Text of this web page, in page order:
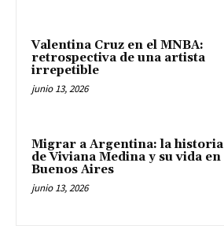
Valentina Cruz en el MNBA:
retrospectiva de una artista
irrepetible
junio 13, 2026
Migrar a Argentina: la historia
de Viviana Medina y su vida en
Buenos Aires
junio 13, 2026